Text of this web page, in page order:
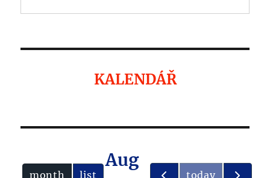
KALENDÁŘ
month list
Aug
today